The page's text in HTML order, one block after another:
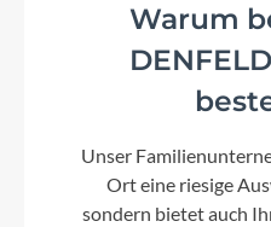
chrome
Warum
Unser
Ort eine riesige
sondern bietet auch